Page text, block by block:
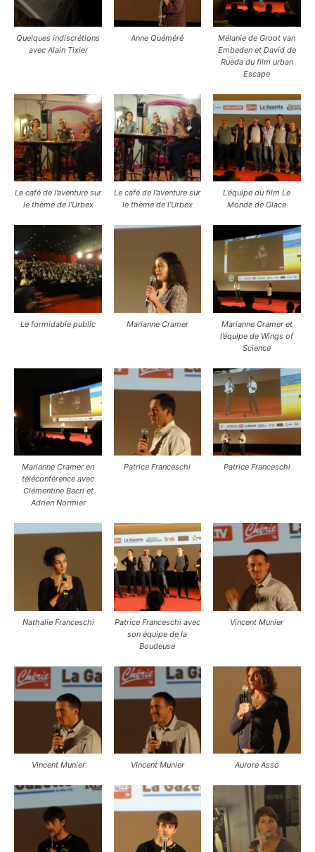
Quelques indiscrétions
avec Alain Tixier
Anne Quéméré
Mélanie de Groot van
Embeden et David de
Rueda du film urban
Escape
Le café de l’aventure sur
le thème de l’Urbex
Le café de l’aventure sur
le thème de l’Urbex
L’équipe du film Le
Monde de Glace
Le formidable public Marianne Cramer
Marianne Cramer et
l’équipe de Wings of
Science
Marianne Cramer en
téléconférence avec
Clémentine Bacri et
Adrien Normier
Patrice Franceschi Patrice Franceschi
Nathalie Franceschi
Patrice Franceschi avec
son équipe de la
Boudeuse
Vincent Munier
Vincent Munier Vincent Munier Aurore Asso